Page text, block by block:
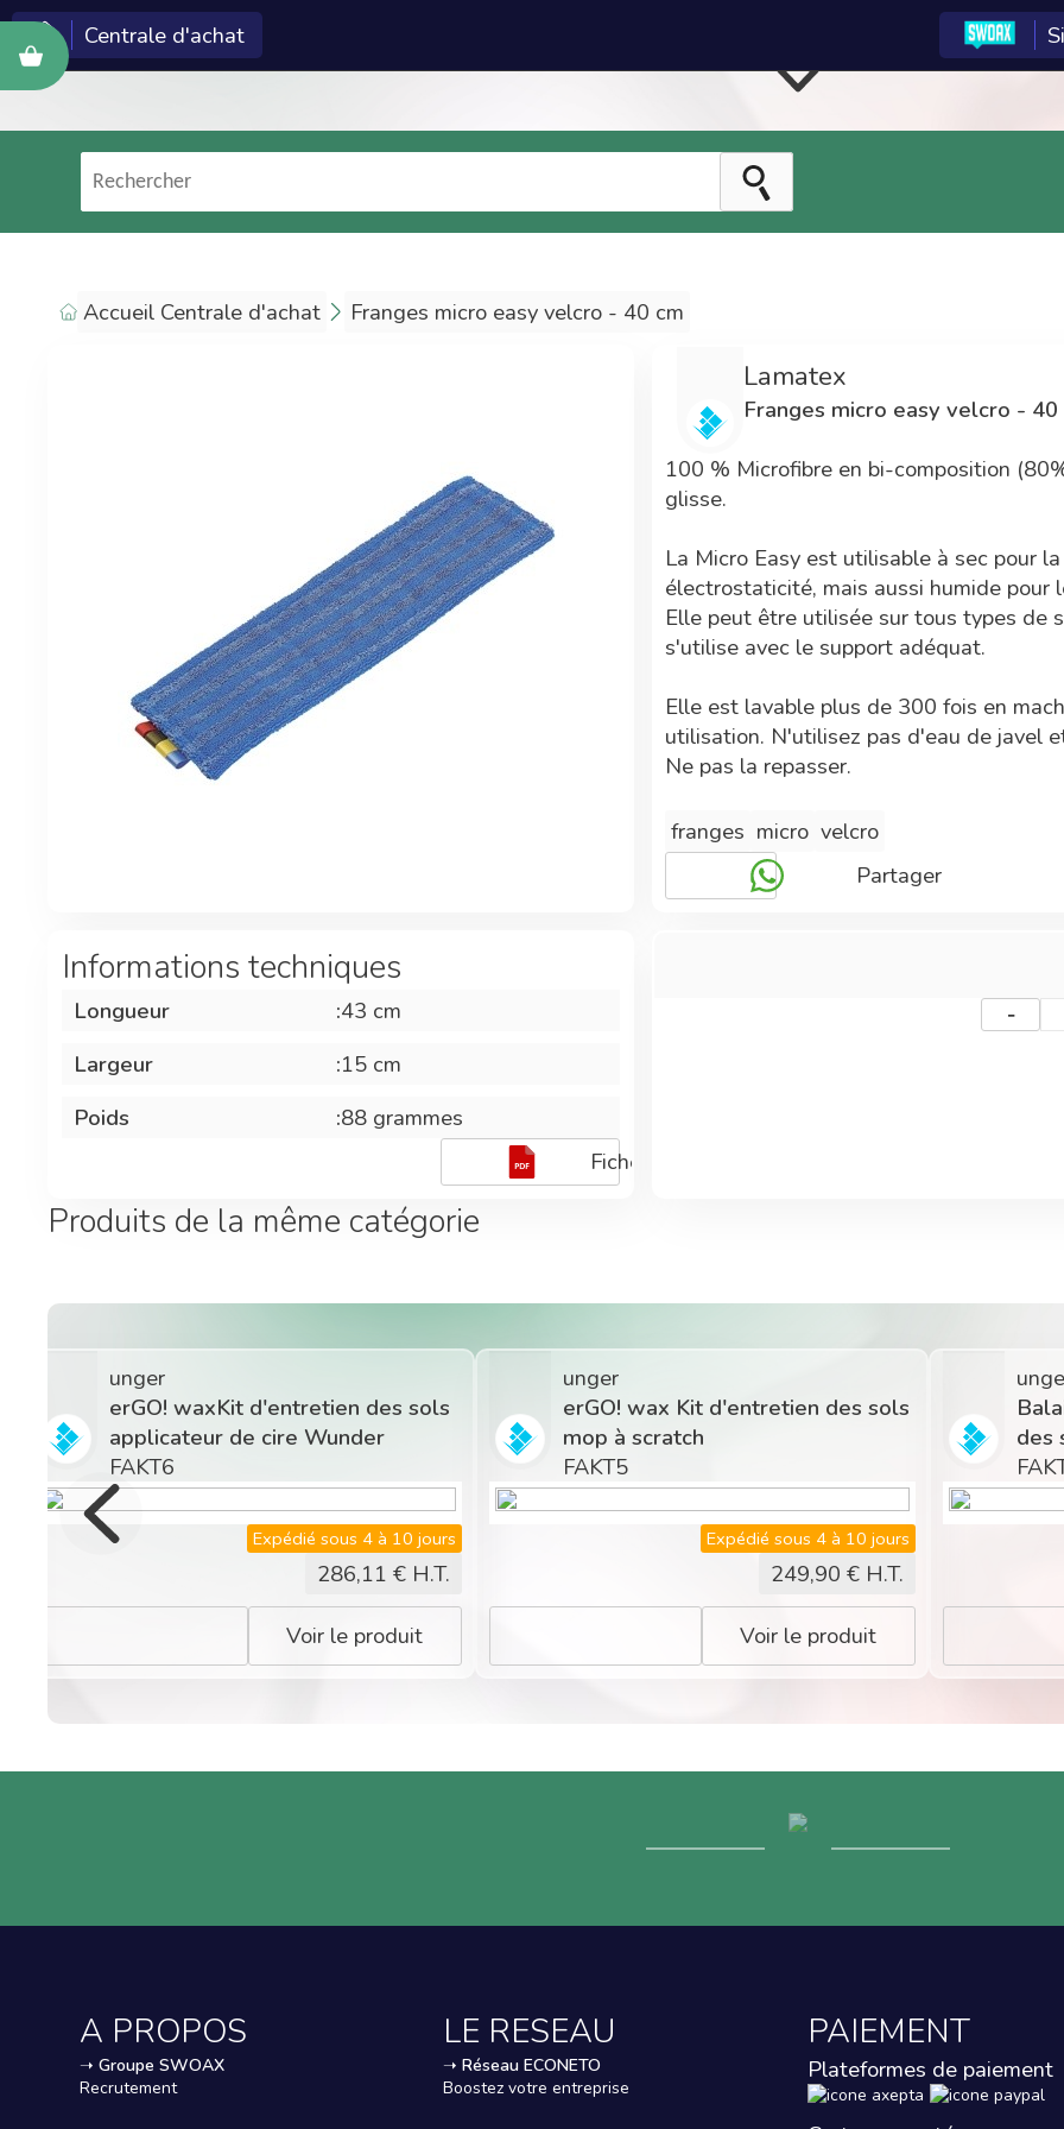
Centrale d'achat du
Econeto ?
Les technologies et
formation, marketing)
sont réservés aux
La centrale
d'achat
Les technologies e-
centrale d'achat ont
été développées par
développements ont
Adhérent Econeto,
de bénéficier de prix
avantageux.
Accueil Centrale d'achat Franges micro easy velcro - 40 cm
Lamatex
Franges micro easy velcro -
100 % Microfibre en bi-composition
glisse.
La Micro Easy est utilisable à sec pour
électrostaticité, mais aussi humide
Elle peut être utilisée sur tous types de
s'utilise avec le support adéquat.
Elle est lavable plus de 300 fois en
utilisation. N'utilisez pas d'eau de javel
Ne pas la repasser.
La Micro Easy à une très forte efficacité
Elle est dotée d'un code couleur pour
franges micro velcro
Partager
Informations techniques
Longueur :43 cm
Largeur
:15 cm
Poids
:88 grammes
Fiche technique
-
Produits de la même catégorie
unger
erGO! clean Kit de nettoyage des
sols porte-mop à poches
FAKT3
Expédié sous 4 à 10 jours
148,68€ H.T.
Voir le produit
unger
Balais ergo! clean kit de nettoyage
des sols
FAKT2
Expédié sous 4 à 10 jours
148,68€ H.T.
Voir le produit
unger
erGO!
à
FAKT8
A PROPOS
➝ Groupe SWOAX
Recrutement
LE RESEAU
➝ Réseau ECONETO
Boostez votre entreprise
PAIEMENT
Plateformes de paiement